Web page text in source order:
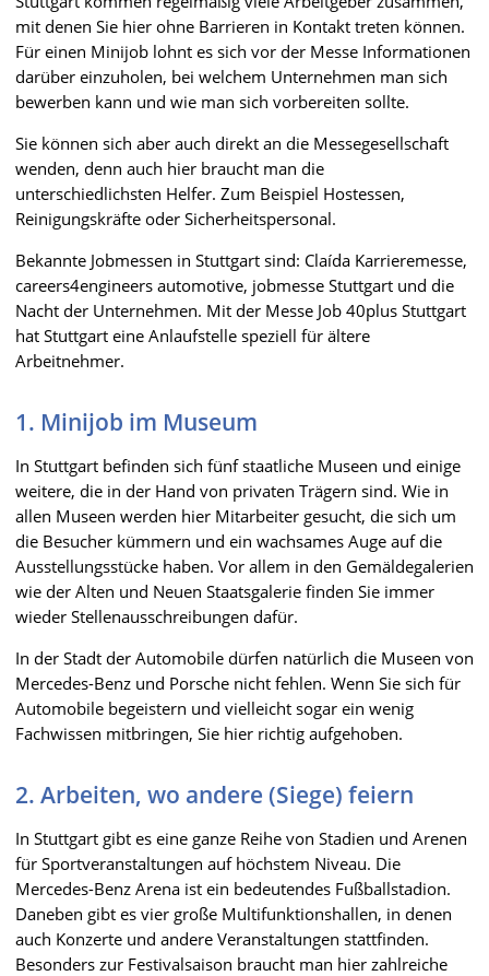
mit denen Sie hier ohne Barrieren in Kontakt treten können.
Für einen Minijob lohnt es sich vor der Messe Informationen
darüber einzuholen, bei welchem Unternehmen man sich
bewerben kann und wie man sich vorbereiten sollte.
Sie können sich aber auch direkt an die Messegesellschaft
wenden, denn auch hier braucht man die
unterschiedlichsten Helfer. Zum Beispiel Hostessen,
Reinigungskräfte oder Sicherheitspersonal.
Bekannte Jobmessen in Stuttgart sind: Claída Karrieremesse,
careers4engineers automotive, jobmesse Stuttgart und die
Nacht der Unternehmen. Mit der Messe Job 40plus Stuttgart
hat Stuttgart eine Anlaufstelle speziell für ältere
Arbeitnehmer.
1. Minijob im Museum
In Stuttgart befinden sich fünf staatliche Museen und einige
weitere, die in der Hand von privaten Trägern sind. Wie in
allen Museen werden hier Mitarbeiter gesucht, die sich um
die Besucher kümmern und ein wachsames Auge auf die
Ausstellungsstücke haben. Vor allem in den Gemäldegalerien
wie der Alten und Neuen Staatsgalerie finden Sie immer
wieder Stellenausschreibungen dafür.
In der Stadt der Automobile dürfen natürlich die Museen von
Mercedes-Benz und Porsche nicht fehlen. Wenn Sie sich für
Automobile begeistern und vielleicht sogar ein wenig
Fachwissen mitbringen, Sie hier richtig aufgehoben.
2. Arbeiten, wo andere (Siege) feiern
In Stuttgart gibt es eine ganze Reihe von Stadien und Arenen
für Sportveranstaltungen auf höchstem Niveau. Die
Mercedes-Benz Arena ist ein bedeutendes Fußballstadion.
Daneben gibt es vier große Multifunktionshallen, in denen
auch Konzerte und andere Veranstaltungen stattfinden.
Besonders zur Festivalsaison braucht man hier zahlreiche